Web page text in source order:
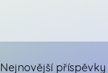
Nejnovější příspěvky